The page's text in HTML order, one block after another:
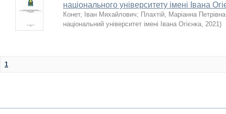
національного університету імені Івана
Конет, Іван Михайлович; Плахтій, Маріанна Петрівна
національний університет імені Івана Огієнка, 2021)
1